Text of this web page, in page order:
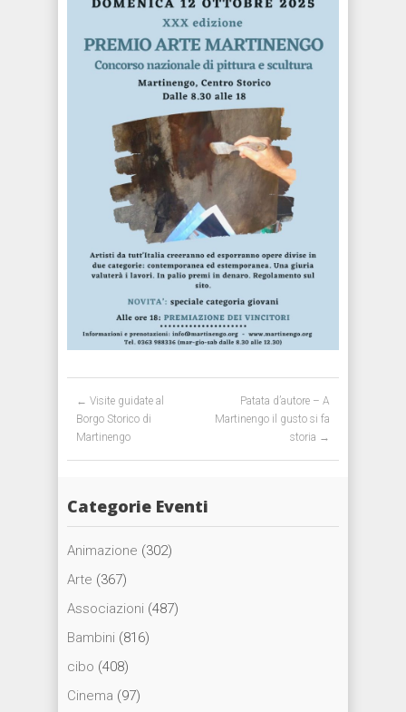
← Visite guidate al
Borgo Storico di
Martinengo
Patata d’autore – A
Martinengo il gusto si fa
storia →
Categorie Eventi
Animazione (302)
Arte (367)
Associazioni (487)
Bambini (816)
cibo (408)
Cinema (97)